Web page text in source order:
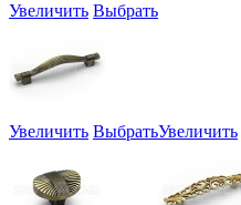
Увеличить Выбрать
Увеличить ВыбратьУвеличить